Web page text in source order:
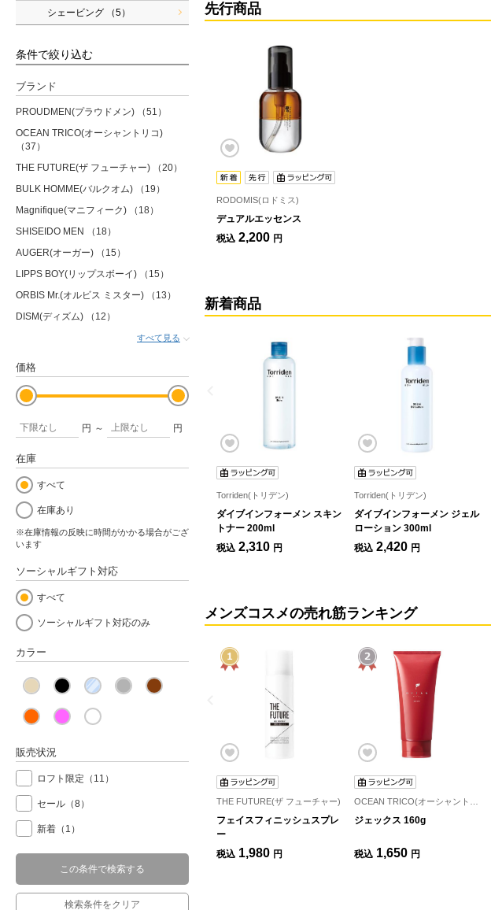
シェービング （5）
条件で絞り込む
ブランド
PROUDMEN(プラウドメン)
（51）
OCEAN TRICO(オーシャントリコ)
（37）
THE FUTURE(ザ フューチャー)
（20）
BULK HOMME(バルクオム)
（19）
Magnifique(マニフィーク)
（18）
SHISEIDO MEN
（18）
AUGER(オーガー)
（15）
LIPPS BOY(リップスボーイ)
（15）
ORBIS Mr.(オルビス ミスター)
（13）
DISM(ディズム)
（12）
すべて見る
価格
円 ～ 円
在庫
すべて
在庫あり
※在庫情報の反映に時間がかかる場合がござ
います
ソーシャルギフト対応
すべて
ソーシャルギフト対応のみ
カラー
販売状況
ロフト限定 （11）
セール （8）
新着 （1）
この条件で検索する
検索条件をクリア
先行商品
RODOMIS(ロドミス)
デュアルエッセンス
税込 2,200 円
新着商品
Torriden(トリデン)
ダイブインフォーメン スキン
トナー 200ml
税込 2,310 円
Torriden(トリデン)
ダイブインフォーメン ジェル
ローション 300ml
税込 2,420 円
メンズコスメの売れ筋ランキング
THE FUTURE(ザ フューチャー)
フェイスフィニッシュスプレ
ー
税込 1,980 円
ジェックス 160g
税込 1,650 円